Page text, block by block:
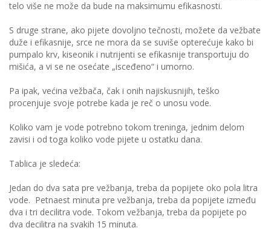
telo više ne može da bude na maksimumu efikasnosti.
S druge strane, ako pijete dovoljno tečnosti, možete da vežbate
duže i efikasnije, srce ne mora da se suviše opterećuje kako bi
pumpalo krv, kiseonik i nutrijenti se efikasnije transportuju do
mišića, a vi se ne osećate „isceđeno“ i umorno.
Pa ipak, većina vežbača, čak i onih najiskusnijih, teško
procenjuje svoje potrebe kada je reč o unosu vode.
Koliko vam je vode potrebno tokom treninga, jednim delom
zavisi i od toga koliko vode pijete u ostatku dana.
Tablica je sledeća:
Jedan do dva sata pre vežbanja, treba da popijete oko pola litra
vode. Petnaest minuta pre vežbanja, treba da popijete između
dva i tri decilitra vode. Tokom vežbanja, treba da popijete po
dva decilitra na svakih 15 minuta.